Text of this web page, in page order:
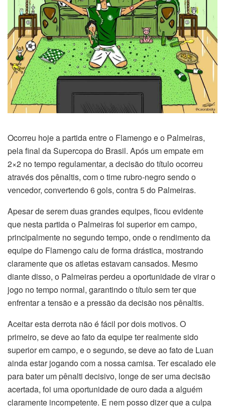
Ocorreu hoje a partida entre o Flamengo e o Palmeiras,
pela final da Supercopa do Brasil. Após um empate em
2×2 no tempo regulamentar, a decisão do título ocorreu
através dos pênaltis, com o time rubro-negro sendo o
vencedor, convertendo 6 gols, contra 5 do Palmeiras.
Apesar de serem duas grandes equipes, ficou evidente
que nesta partida o Palmeiras foi superior em campo,
principalmente no segundo tempo, onde o rendimento da
equipe do Flamengo caiu de forma drástica, mostrando
claramente que os atletas estavam cansados. Mesmo
diante disso, o Palmeiras perdeu a oportunidade de virar o
jogo no tempo normal, garantindo o título sem ter que
enfrentar a tensão e a pressão da decisão nos pênaltis.
Aceitar esta derrota não é fácil por dois motivos. O
primeiro, se deve ao fato da equipe ter realmente sido
superior em campo, e o segundo, se deve ao fato de Luan
ainda estar jogando com a nossa camisa. Ter escalado ele
para bater um pênalti decisivo, longe de ser uma decisão
acertada, foi uma oportunidade de ouro dada a alguém
claramente incompetente. E nem posso dizer que a culpa